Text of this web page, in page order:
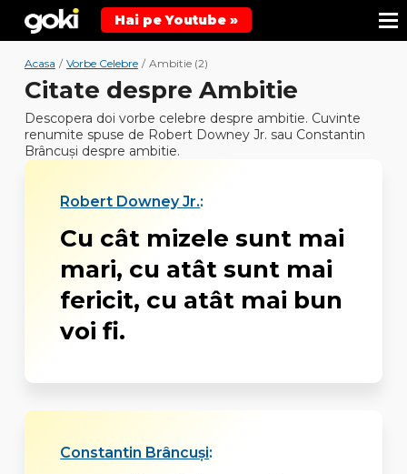
Hai pe Youtube »
Acasa / Vorbe Celebre / Ambitie (2)
Citate despre Ambitie
Descopera doi vorbe celebre despre ambitie. Cuvinte
renumite spuse de Robert Downey Jr. sau Constantin
Brâncuși despre ambitie.
Robert Downey Jr.:
Cu cât mizele sunt mai
mari, cu atât sunt mai
fericit, cu atât mai bun
voi fi.
Constantin Brâncuși: